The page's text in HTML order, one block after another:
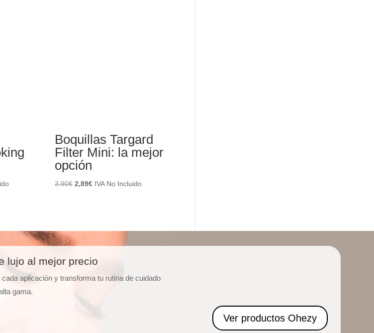
Boquillas Targard
Filter Mini: la mejor
opción
3,90€ El
3,90€.
2,89€El
2,89€.
IVA No Incluido
lujo al mejor precio
aplicación y transforma tu rutina de cuidado
gama.
Ver productos Ohezy